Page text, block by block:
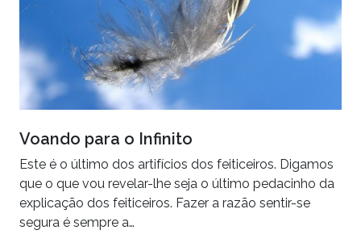
Voando para o Infinito
Este é o último dos artifícios dos feiticeiros. Digamos
que o que vou revelar-lhe seja o último pedacinho da
explicação dos feiticeiros. Fazer a razão sentir-se
segura é sempre a…